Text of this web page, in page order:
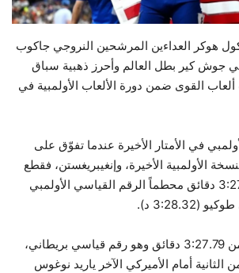
كول هوكر العداءين المرشحين النروجي جاكوب
جوش كير بطل العالم وأحرز ذهبية سباق
ألعاب القوى ضمن دورة الألعاب الأولمبية في
في الأمتار الأخيرة عندما تفوّق على
الأولمبية الأخيرة، وإنغيبريغستن، فقطع
خط النهاية بزمن 3:27.65 دقائق محطماً الرقم القياسي الأولمبي
د).
وحسم كير الفضية بزمن 3:27.79 دقائق وهو رقم قياسي بريطاني،
أمام الأميركي الآخر ياريد نوغوس